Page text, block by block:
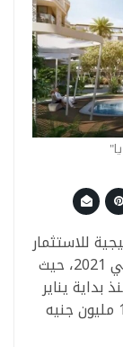
للاستثمار
العقاري بنسبة 36.14% خلال العام الماضي 2021، حيث
جنيه منذ بداية يناير
حتى نهاية ديسمبر الماضي، مقابل 19.27 مليون جنيه